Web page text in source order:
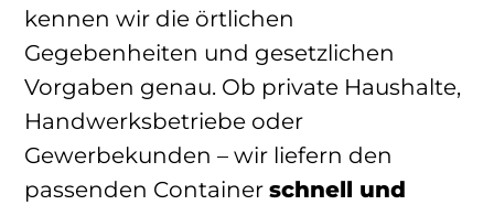
kennen wir die örtlichen
Gegebenheiten und gesetzlichen
Vorgaben genau. Ob private Haushalte,
Handwerksbetriebe oder
Gewerbekunden – wir liefern den
passenden Container schnell und